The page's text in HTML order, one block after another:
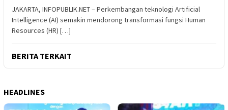
JAKARTA, INFOPUBLIK.NET – Perkembangan teknologi Artificial
Intelligence (AI) semakin mendorong transformasi fungsi Human
Resources (HR) […]
BERITA TERKAIT
HEADLINES